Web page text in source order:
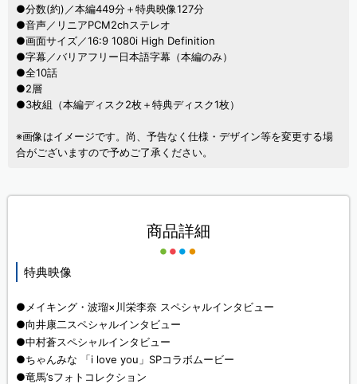
●分数(約)／本編449分＋特典映像127分
●音声／リニアPCM2chステレオ
●画面サイズ／16:9 1080i High Definition
●字幕／バリアフリー日本語字幕（本編のみ）
●全10話
●2層
●3枚組（本編ディスク2枚＋特典ディスク1枚）
※画像はイメージです。尚、予告なく仕様・デザイン等を変更する場
合がございますので予めご了承ください。
商品詳細
特典映像
●メイキング・波瑠×川栄李奈 スペシャルインタビュー
●向井康二スペシャルインタビュー
●中村蒼スペシャルインタビュー
●ちゃんみな 「i love you」SPコラボムービー
●竜馬’sフォトコレクション